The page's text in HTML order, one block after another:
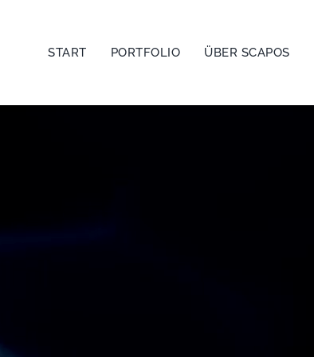
START PORTFOLIO ÜBER SCAPOS